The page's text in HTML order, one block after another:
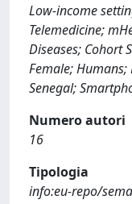
Low-income
Telemedicine;
Diseases; Cohort
Female; Humans;
Senegal;
Numero autori
16
Tipologia
info:eu-repo/